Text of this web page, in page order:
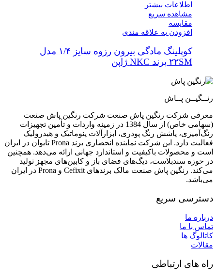
اطلاعات بیشتر
مشاهده سریع
مقایسه
افزودن به علاقه مندی
کوپلینگ مادگی بیرون رزوه سایز ۱/۴ مدل
۲۲SM برند NKC ژاپن
رنــگیــن پــاش
معرفی شرکت رنگین پاش صنعت شرکت رنگین پاش صنعت
(سهامی خاص) از سال 1384 در زمینه واردات و تأمین تجهیزات
رنگ‌آمیزی، پاشش رنگ پودری، ابزارآلات پنوماتیک و هیدرولیک
فعالیت دارد. این شرکت نماینده انحصاری برند Prona تایوان در ایران
است و محصولات باکیفیت و استاندارد جهانی ارائه می‌دهد. همچنین
در حوزه سندبلاست، دیگ‌های فضای باز و کابین‌های مجهز تولید
می‌کند. رنگین پاش صنعت مالک برندهای Cefixit و Prona در ایران
می‌باشد.
دسترسی سریع
درباره ما
تماس با ما
کاتالوگ ها
مقالات
راه های ارتباطی